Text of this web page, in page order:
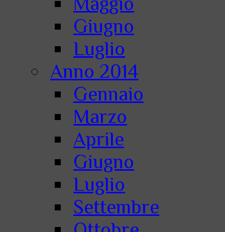
Giugno
Luglio
Anno 2014
Gennaio
Marzo
Aprile
Giugno
Luglio
Settembre